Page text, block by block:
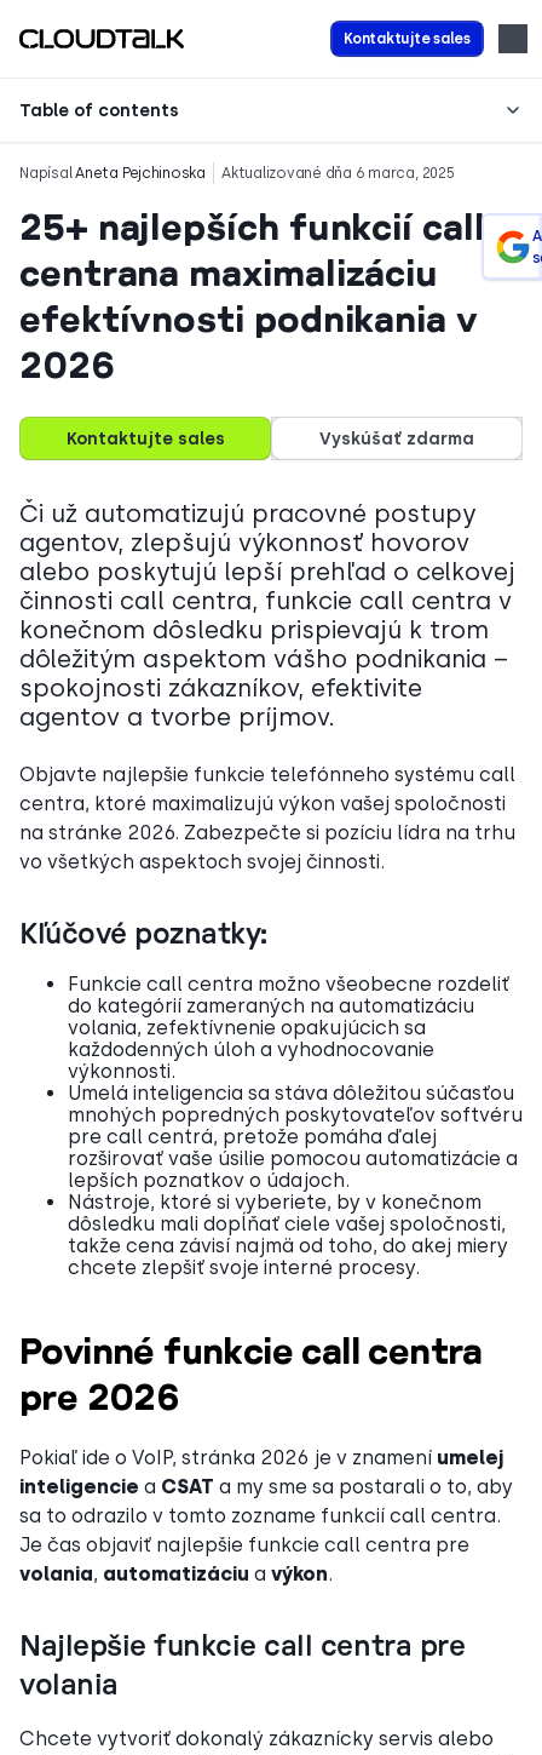
Kontaktujte sales
Table of contents
NapísalAneta Pejchinoska Aktualizované dňa 6 marca, 2025
25+ najlepších funkcií call
centrana maximalizáciu
efektívnosti podnikania v
2026
Kontaktujte sales Vyskúšať zdarma
Či už automatizujú pracovné postupy
agentov, zlepšujú výkonnosť hovorov
alebo poskytujú lepší prehľad o celkovej
činnosti call centra, funkcie call centra v
konečnom dôsledku prispievajú k trom
dôležitým aspektom vášho podnikania –
spokojnosti zákazníkov, efektivite
agentov a tvorbe príjmov.
Objavte najlepšie funkcie telefónneho systému call
centra, ktoré maximalizujú výkon vašej spoločnosti
na stránke 2026. Zabezpečte si pozíciu lídra na trhu
vo všetkých aspektoch svojej činnosti.
Kľúčové poznatky:
Funkcie call centra možno všeobecne rozdeliť
do kategórií zameraných na automatizáciu
volania, zefektívnenie opakujúcich sa
každodenných úloh a vyhodnocovanie
výkonnosti.
Umelá inteligencia sa stáva dôležitou súčasťou
mnohých popredných poskytovateľov softvéru
pre call centrá, pretože pomáha ďalej
rozširovať vaše úsilie pomocou automatizácie a
lepších poznatkov o údajoch.
Nástroje, ktoré si vyberiete, by v konečnom
dôsledku mali dopĺňať ciele vašej spoločnosti,
takže cena závisí najmä od toho, do akej miery
chcete zlepšiť svoje interné procesy.
Povinné funkcie call centra
pre 2026
Pokiaľ ide o VoIP, stránka 2026 je v znamení umelej
inteligencie a CSAT a my sme sa postarali o to, aby
sa to odrazilo v tomto zozname funkcií call centra.
Je čas objaviť najlepšie funkcie call centra pre
volania, automatizáciu a výkon.
Najlepšie funkcie call centra pre
volania
Chcete vytvoriť dokonalý zákaznícky servis alebo